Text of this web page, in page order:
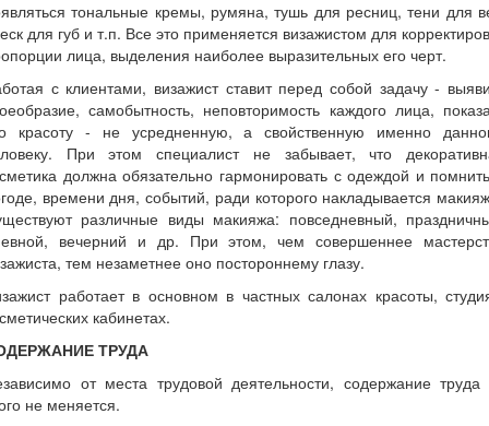
тональные кремы, румяна, тушь для ресниц, тени для
для губ и т.п. Все это применяется визажистом для
лица, выделения наиболее выразительных его черт.
с клиентами, визажист ставит перед собой задачу -
самобытность, неповторимость каждого лица,
красоту - не усредненную, а свойственную именно
При этом специалист не забывает, что
должна обязательно гармонировать с одеждой и
времени дня, событий, ради которого накладывается
различные виды макияжа: повседневный,
вечерний и др. При этом, чем совершеннее
тем незаметнее оно постороннему глазу.
работает в основном в частных салонах красоты,
кабинетах.
ТРУДА
от места трудовой деятельности, содержание труда
не меняется.